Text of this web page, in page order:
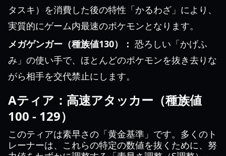
タスキ）を消費した後の特性「かるわざ」により、
実質的にゲーム内最速のポケモンとなります。
メガゲンガー（種族値130）： 恐ろしい「かげふ
み」の使い手で、ほとんどのポケモンを抜き去りな
がら相手を交代禁止にします。
Aティア：高速アタッカー（種族値
100 - 129）
このティアは素早さの「黄金基準」です。多くのト
レーナーは、これらの特定の数値を抜くために、努